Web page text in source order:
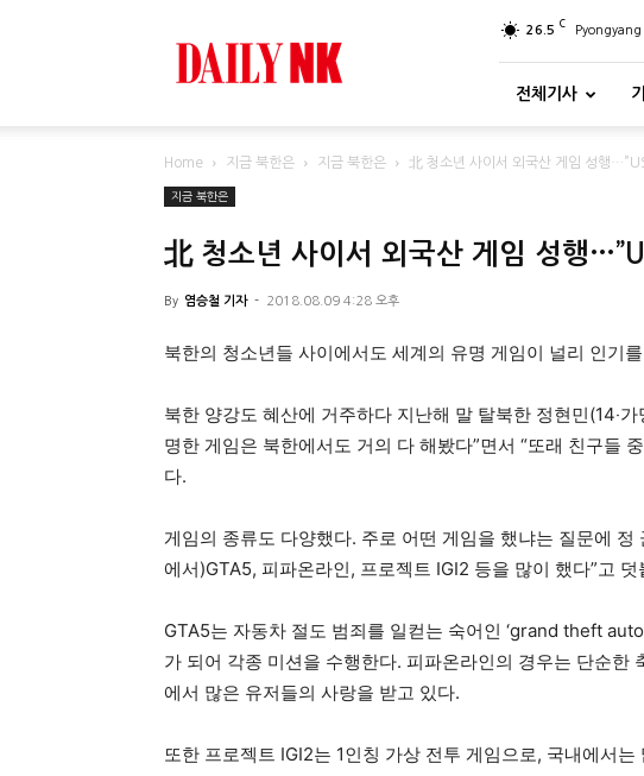
26.5 C Pyongyang
전체기사
Home 지금 북한은 지금 북한은 北 청소년 사이서 외국산 게임 성행
지금 북한은
北 청소년 사이서 외국산 게임 성행
By 염승철 기자 - 2018.08.09 4:28 오후
북한의 청소년들 사이에서도 세계의 유명 게임이 널리 인기
북한 양강도 혜산에 거주하다 지난해 말 탈북한 정현민(14‧
명한 게임은 북한에서도 거의 다 해봤다”면서 “또래 친구들
다.
게임의 종류도 다양했다. 주로 어떤 게임을 했냐는 질문에 정
에서)GTA5, 피파온라인, 프로젝트 IGI2 등을 많이 했다”고 덧
GTA5는 자동차 절도 범죄를 일컫는 숙어인 ‘grand theft
가 되어 각종 미션을 수행한다. 피파온라인의 경우는 단순한
에서 많은 유저들의 사랑을 받고 있다.
또한 프로젝트 IGI2는 1인칭 가상 전투 게임으로, 국내에서